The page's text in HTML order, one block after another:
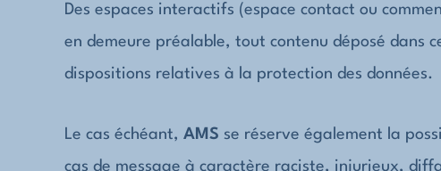
Des espaces interactifs (espace contact ou
en demeure préalable, tout contenu déposé dans
dispositions relatives à la protection des données.
Le cas échéant, AMS se réserve également la
cas de message à caractère raciste, injurieux,